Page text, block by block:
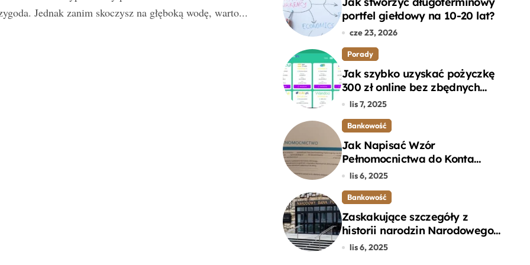
Jednak zanim skoczysz na głęboką wodę, warto...
portfel giełdowy na 10-20 lat?
cze 23, 2026
Porady
Jak szybko uzyskać pożyczkę
300 zł online bez zbędnych
formalności?
lis 7, 2025
Bankowość
Jak Napisać Wzór
Pełnomocnictwa do Konta
Bankowego – Praktyczny
lis 6, 2025
Bankowość
Zaskakujące szczegóły z
historii narodzin Narodowego
Banku Polskiego, o których
lis 6, 2025